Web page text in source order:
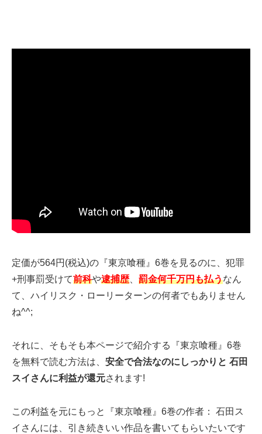
定価が564円(税込)の『東京喰種』6巻を見るのに、犯罪
+刑事罰受けて前科や逮捕歴、 罰金何千万円も払うなん
て、ハイリスク・ローリーターンの何者でもありません
ね^^;
それに、そもそも本ページで紹介する『東京喰種』6巻
を無料で読む方法は、 安全で合法なのにしっかりと 石田
スイさんに利益が還元されます!
この利益を元にもっと『東京喰種』6巻の作者： 石田ス
イさんには、引き続きいい作品を書いてもらいたいです